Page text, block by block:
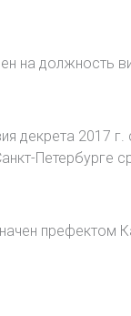
на должность
декрета 2017
Петербурге
префектом